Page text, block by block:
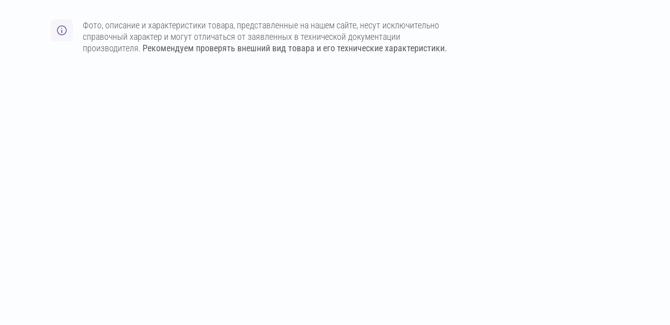
Фото, описание и характеристики товара, представленные на нашем сайте, несут исключительно
справочный характер и могут отличаться от заявленных в технической документации
производителя. Рекомендуем проверять внешний вид товара и его технические характеристики.